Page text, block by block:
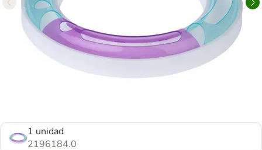
1 unidad
2196184.0